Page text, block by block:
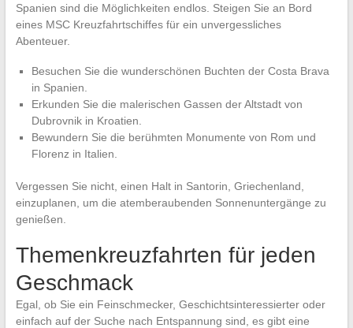
Spanien sind die Möglichkeiten endlos. Steigen Sie an Bord
eines MSC Kreuzfahrtschiffes für ein unvergessliches
Abenteuer.
Besuchen Sie die wunderschönen Buchten der Costa Brava
in Spanien.
Erkunden Sie die malerischen Gassen der Altstadt von
Dubrovnik in Kroatien.
Bewundern Sie die berühmten Monumente von Rom und
Florenz in Italien.
Vergessen Sie nicht, einen Halt in Santorin, Griechenland,
einzuplanen, um die atemberaubenden Sonnenuntergänge zu
genießen.
Themenkreuzfahrten für jeden
Geschmack
Egal, ob Sie ein Feinschmecker, Geschichtsinteressierter oder
einfach auf der Suche nach Entspannung sind, es gibt eine